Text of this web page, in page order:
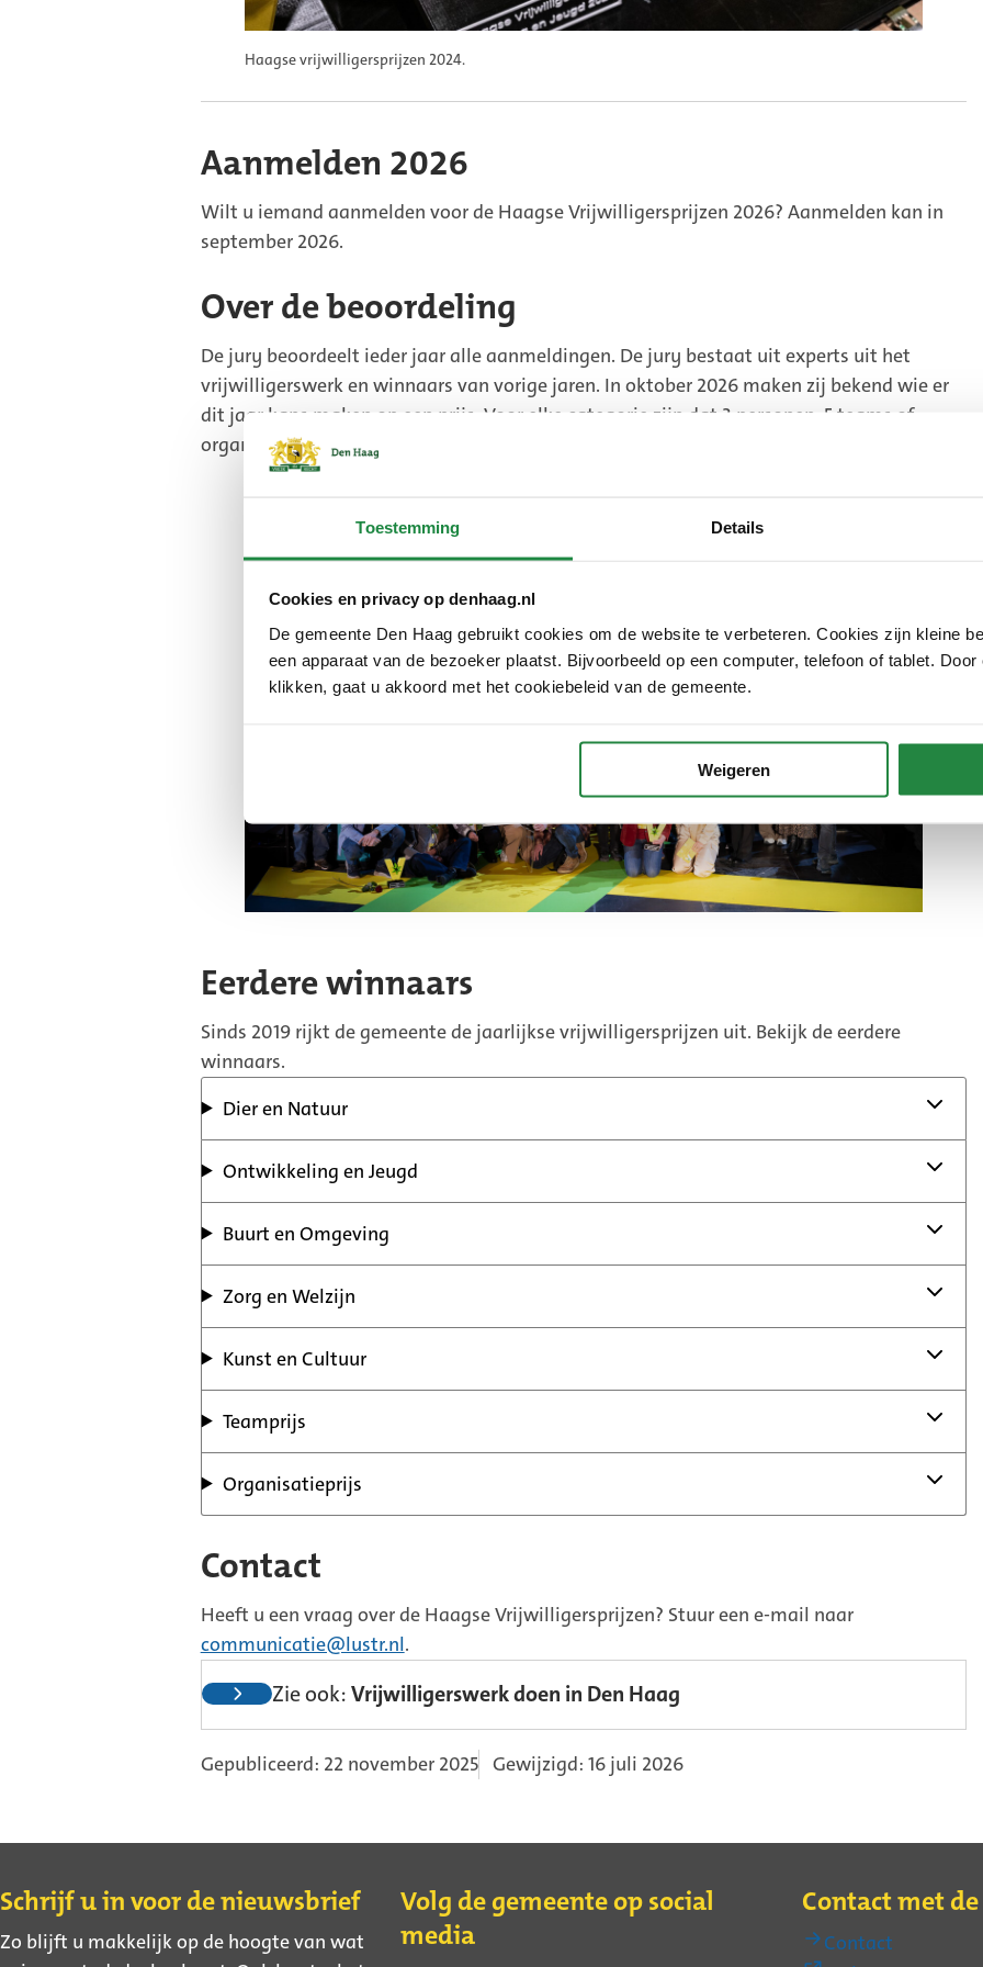
Toestemming Details
Cookies en privacy op denhaag.nl
De gemeente Den Haag gebruikt cookies om de website te verbeteren. Cookies zijn kleine
een apparaat van de bezoeker plaatst. Bijvoorbeeld op een computer, telefoon of tablet.
klikken, gaat u akkoord met het cookiebeleid van de gemeente.
Weigeren
Haagse vrijwilligersprijzen 2024.
Aanmelden 2026
Wilt u iemand aanmelden voor de Haagse Vrijwilligersprijzen 2026? Aanmelden kan in
september 2026.
Over de beoordeling
De jury beoordeelt ieder jaar alle aanmeldingen. De jury bestaat uit experts uit het
vrijwilligerswerk en winnaars van vorige jaren. In oktober 2026 maken zij bekend wie er
dit jaar kans maken op een prijs. Voor elke categorie zijn dat 3 personen, 5 teams of
organisaties. Daaruit kiest de jury voor elke categorie 1 winnaar.
Eerdere winnaars
Sinds 2019 rijkt de gemeente de jaarlijkse vrijwilligersprijzen uit. Bekijk de eerdere
winnaars.
Dier en Natuur
Ontwikkeling en Jeugd
Buurt en Omgeving
Zorg en Welzijn
Kunst en Cultuur
Teamprijs
Organisatieprijs
Contact
Heeft u een vraag over de Haagse Vrijwilligersprijzen? Stuur een e-mail naar
communicatie@lustr.nl.
Zie ook:Vrijwilligerswerk doen in Den Haag
Gepubliceerd: 22 november 2025 Gewijzigd: 16 juli 2026
Contact
Schrijf u in voor de nieuwsbrief
Zo blijft u makkelijk op de hoogte van wat
Volg de gemeente op social
media
Contact met
Contact